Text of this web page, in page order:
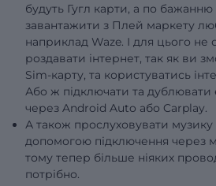
будуть Гугл карти, а по
завантажити з Плей маркету
наприклад Waze. І для цього не
роздавати інтернет, так як ви
Sim-карту, та користуватись
Або ж підключати та
через Android Auto або Carplay.
А також прослуховувати музику
допомогою підключення через
тому тепер більше ніяких
потрібно.